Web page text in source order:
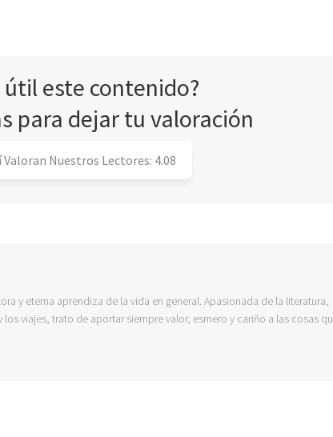
útil este contenido?
para dejar tu valoración
Valoran Nuestros Lectores: 4.08
y eterna aprendiza de la vida en general. Apasionada de la literatura,
viajes, trato de aportar siempre valor, esmero y cariño a las cosas